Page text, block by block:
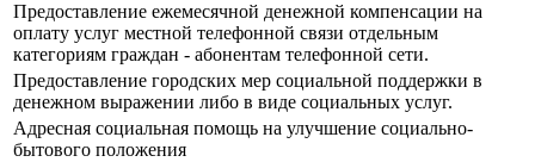
Предоставление ежемесячной денежной компенсации на
оплату услуг местной телефонной связи отдельным
категориям граждан - абонентам телефонной сети.
Предоставление городских мер социальной поддержки в
денежном выражении либо в виде социальных услуг.
Адресная социальная помощь на улучшение социально-
бытового положения